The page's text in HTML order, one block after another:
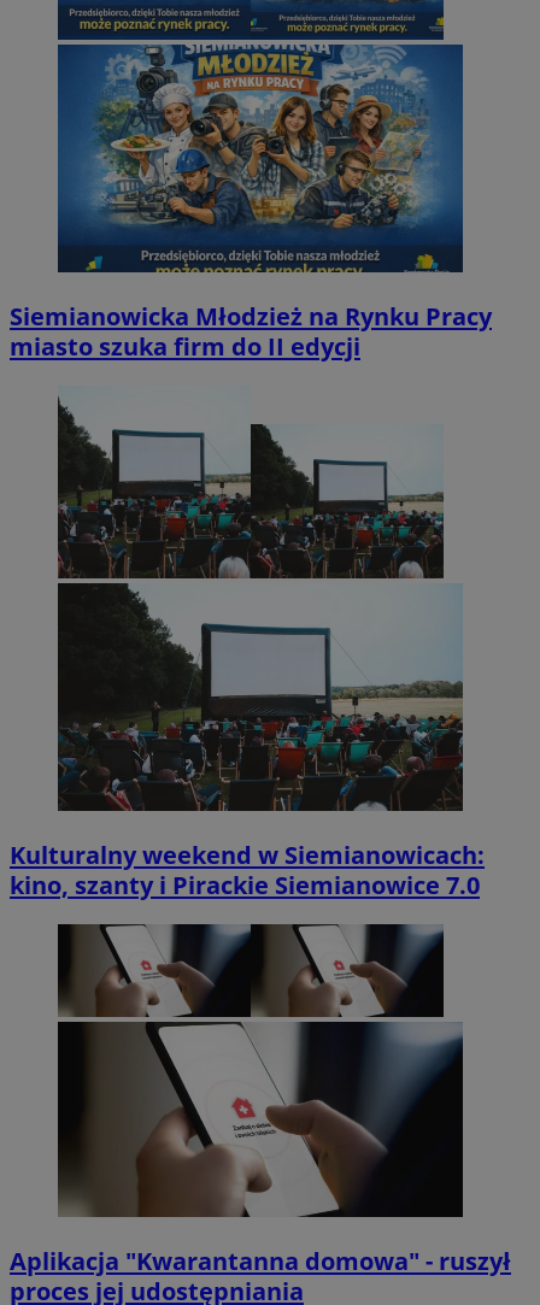
Siemianowicka Młodzież na Rynku Pracy
miasto szuka firm do II edycji
Kulturalny weekend w Siemianowicach:
kino, szanty i Pirackie Siemianowice 7.0
Aplikacja "Kwarantanna domowa" - ruszył
proces jej udostępniania